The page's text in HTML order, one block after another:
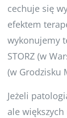
cechuje się
efektem
wykonujemy
STORZ (w
(w Grodzisku
Jeżeli
ale